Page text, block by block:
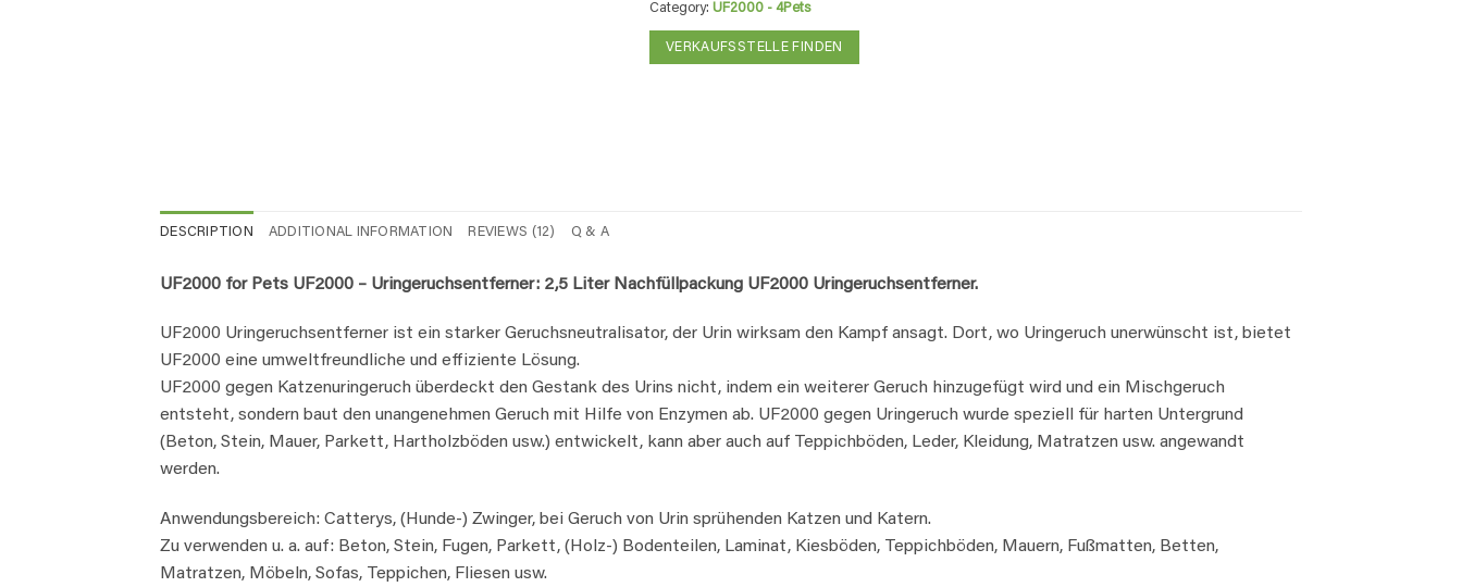
Category: UF2000 - 4Pets
VERKAUFSSTELLE FINDEN
DESCRIPTION ADDITIONAL INFORMATION REVIEWS (12) Q & A
UF2000 for Pets UF2000 – Uringeruchsentferner​: 2,5 Liter Nachfüllpackung UF2000 Uringeruchsentferner.
UF2000 Uringeruchsentferner ist ein starker Geruchsneutralisator, der Urin wirksam den Kampf ansagt. Dort, wo Uringeruch unerwünscht ist, bietet
UF2000 eine umweltfreundliche und effiziente Lösung.
UF2000 gegen Katzenuringeruch überdeckt den Gestank des Urins nicht, indem ein weiterer Geruch hinzugefügt wird und ein Mischgeruch
entsteht, sondern baut den unangenehmen Geruch mit Hilfe von Enzymen ab. UF2000 gegen Uringeruch wurde speziell für harten Untergrund
(Beton, Stein, Mauer, Parkett, Hartholzböden usw.) entwickelt, kann aber auch auf Teppichböden, Leder, Kleidung, Matratzen usw. angewandt
werden.
Anwendungsbereich: Catterys, (Hunde-) Zwinger, bei Geruch von Urin sprühenden Katzen und Katern.
Zu verwenden u. a. auf: Beton, Stein, Fugen, Parkett, (Holz-) Bodenteilen, Laminat, Kiesböden, Teppichböden, Mauern, Fußmatten, Betten,
Matratzen, Möbeln, Sofas, Teppichen, Fliesen usw.